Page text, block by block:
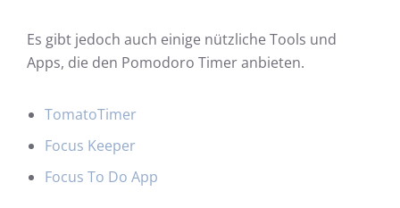
Es gibt jedoch auch einige nützliche Tools und
Apps, die den Pomodoro Timer anbieten.
TomatoTimer
Focus Keeper
Focus To Do App